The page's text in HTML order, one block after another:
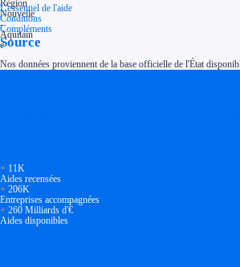
L'essentiel de l'aide
Conditions
Compléments
Source
Nos données proviennent de la base officielle de l'État
+ 11K
Aides recensées
+ 206K
Entreprises accompagnées
+ 260 Milliards d'€
Aides disponibles